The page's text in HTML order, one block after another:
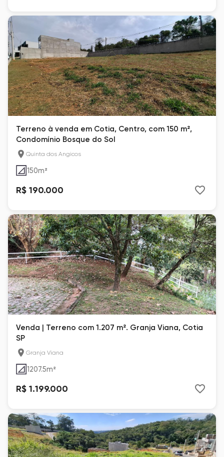
Terreno à venda em Cotia, Centro, com 150 m²,
Condomínio Bosque do Sol
Quinta dos Angicos
150m²
R$ 190.000
Venda | Terreno com 1.207 m². Granja Viana, Cotia
SP
Granja Viana
1207.5m²
R$ 1.199.000